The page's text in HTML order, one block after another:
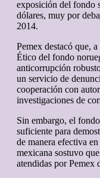
exposición del fondo
dólares, muy por
2014.
Pemex destacó que,
Ético del fondo
anticorrupción
un servicio de
cooperación con
investigaciones de
Sin embargo, el
suficiente para
de manera efectiva
mexicana sostuvo
atendidas por Pemex